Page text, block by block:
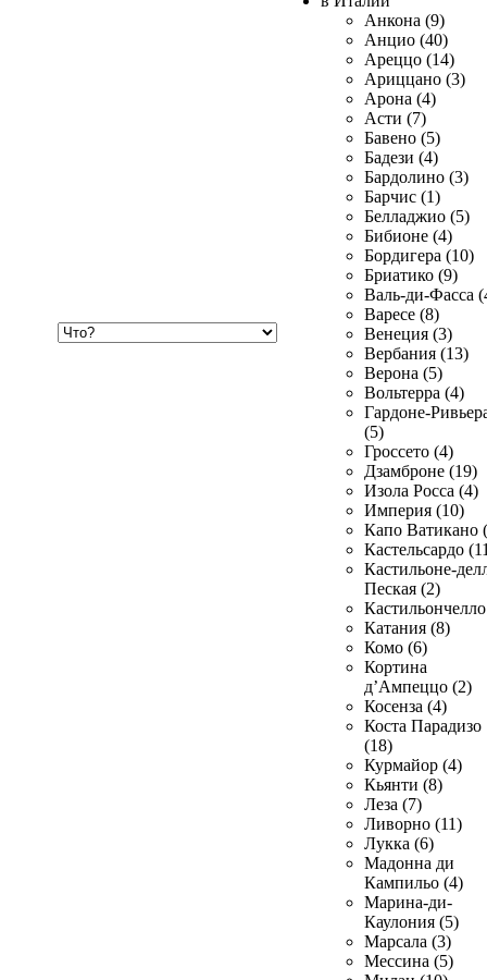
Анкона (9)
Анцио (40)
Ареццо (14)
Ариццано (3)
Арона (4)
Асти (7)
Бавено (5)
Бадези (4)
Бардолино (3)
Барчис (1)
Белладжио (5)
Бибионе (4)
Бордигера (10)
Бриатико (9)
Валь-ди-Фасса
Варесе (8)
Венеция (3)
Вербания (13)
Верона (5)
Вольтерра (4)
Гардоне-
(5)
Гроссето (4)
Дзамброне (19)
Изола Росса (4)
Империя (10)
Капо Ватикано
Кастельсардо
Кастильоне-
Пеская (2)
Катания (8)
Комо (6)
Кортина
д’Ампеццо (2)
Косенза (4)
Коста Парадизо
(18)
Курмайор (4)
Кьянти (8)
Леза (7)
Ливорно (11)
Лукка (6)
Мадонна ди
Кампильо (4)
Марина-ди-
Каулония (5)
Марсала (3)
Мессина (5)